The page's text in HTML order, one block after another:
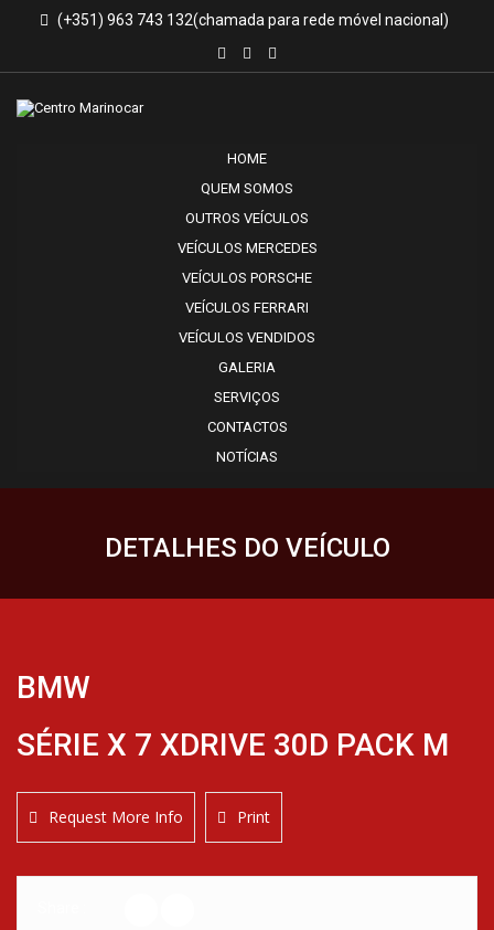
(+351) 963 743 132
HOME
QUEM SOMOS
OUTROS VEÍCULOS
VEÍCULOS MERCEDES
VEÍCULOS PORSCHE
VEÍCULOS FERRARI
VEÍCULOS VENDIDOS
GALERIA
SERVIÇOS
CONTACTOS
NOTÍCIAS
DETALHES DO VEÍCULO
BMW
SÉRIE X 7 XDRIVE 30D PACK M
Request More Info Print